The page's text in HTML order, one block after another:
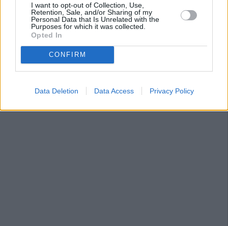
I want to opt-out of Collection, Use,
Retention, Sale, and/or Sharing of my
Personal Data that Is Unrelated with the
Purposes for which it was collected.
Opted In
CONFIRM
Data Deletion Data Access Privacy Policy